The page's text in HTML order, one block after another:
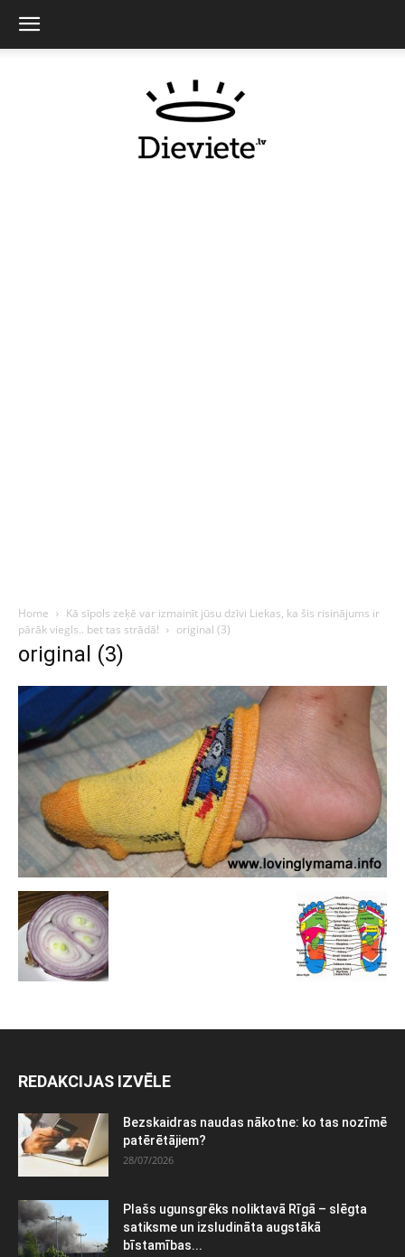
Home
Kā sīpols zeķē var izmainīt jūsu dzīvi Liekas, ka šis risinājums ir
pārāk viegls.. bet tas strādā!
original (3)
original (3)
REDAKCIJAS IZVĒLE
Bezskaidras naudas nākotne: ko tas nozīmē
patērētājiem?
28/07/2026
Plašs ugunsgrēks noliktavā Rīgā – slēgta
satiksme un izsludināta augstākā
bīstamības...